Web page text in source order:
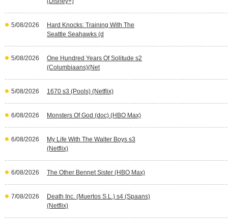
5/08/2026
Hard Knocks: Training With The
Seattle Seahawks (d
5/08/2026
One Hundred Years Of Solitude s2
(Columbiaans)(Net
5/08/2026 1670 s3 (Pools) (Netflix)
6/08/2026 Monsters Of God (doc) (HBO Max)
6/08/2026
My Life With The Walter Boys s3
(Netflix)
6/08/2026 The Other Bennet Sister (HBO Max)
7/08/2026
Death Inc. (Muertos S.L.) s4 (Spaans)
(Netflix)